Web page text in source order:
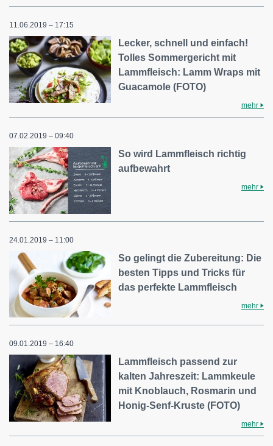
11.06.2019 – 17:15
Lecker, schnell und einfach!
Tolles Sommergericht mit
Lammfleisch: Lamm Wraps mit
Guacamole (FOTO)
mehr
07.02.2019 – 09:40
So wird Lammfleisch richtig
aufbewahrt
mehr
24.01.2019 – 11:00
So gelingt die Zubereitung: Die
besten Tipps und Tricks für
das perfekte Lammfleisch
mehr
09.01.2019 – 16:40
Lammfleisch passend zur
kalten Jahreszeit: Lammkeule
mit Knoblauch, Rosmarin und
Honig-Senf-Kruste (FOTO)
mehr